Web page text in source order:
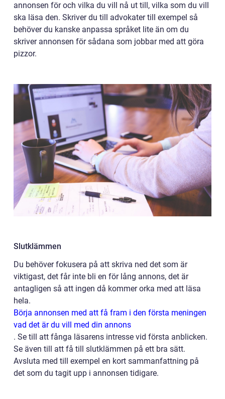
annonsen för och vilka du vill nå ut till, vilka som du vill
ska läsa den. Skriver du till advokater till exempel så
behöver du kanske anpassa språket lite än om du
skriver annonsen för sådana som jobbar med att göra
pizzor.
Slutklämmen
Du behöver fokusera på att skriva ned det som är
viktigast, det får inte bli en för lång annons, det är
antagligen så att ingen då kommer orka med att läsa
hela.
Börja annonsen med att få fram i den första meningen
vad det är du vill med din annons
. Se till att fånga läsarens intresse vid första anblicken.
Se även till att få till slutklämmen på ett bra sätt.
Avsluta med till exempel en kort sammanfattning på
det som du tagit upp i annonsen tidigare.